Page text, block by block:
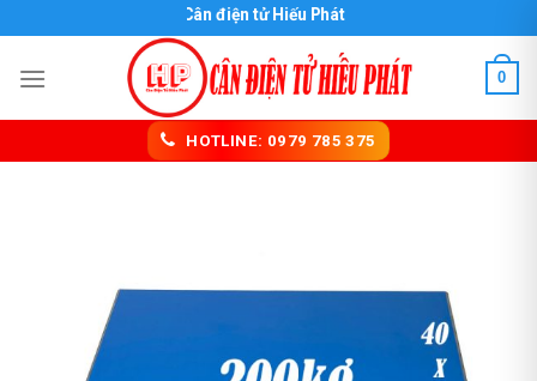
to
content
Cân điện tử Hiếu Phát
0
HOTLINE: 0979 785 375